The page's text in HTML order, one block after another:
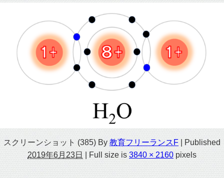
スクリーンショット (385) By 教育フリーランスF
Published
2019年6月23日
Full size is 3840 × 2160 pixels